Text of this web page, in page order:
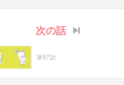
次の話
第57話